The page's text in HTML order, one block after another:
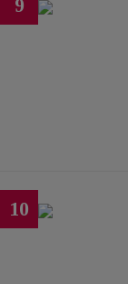
9
10